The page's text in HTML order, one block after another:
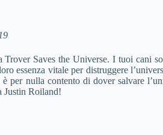
Saves the Universe. I tuoi cani
essenza vitale per distruggere
per nulla contento di dover salvare
Justin Roiland!